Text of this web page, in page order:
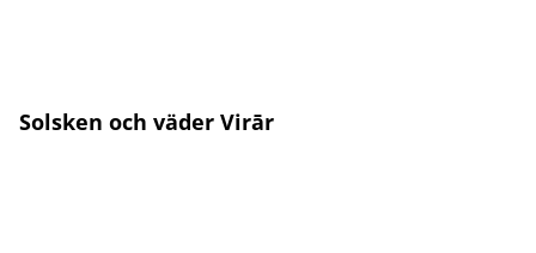
Solsken och väder Virār